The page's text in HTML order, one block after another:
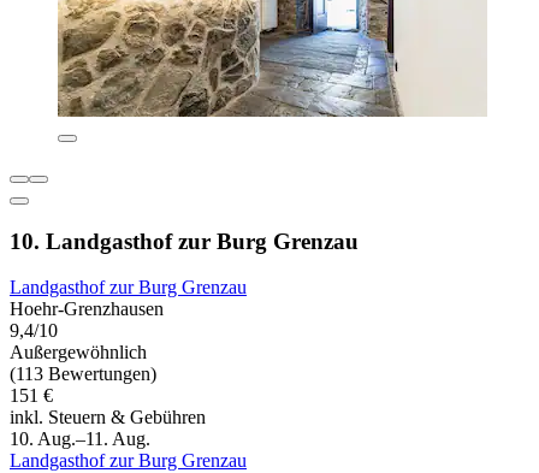
10. Landgasthof zur Burg Grenzau
Landgasthof zur Burg Grenzau
Hoehr-Grenzhausen
9,4/10
Außergewöhnlich
(113 Bewertungen)
151 €
inkl. Steuern & Gebühren
10. Aug.–11. Aug.
Landgasthof zur Burg Grenzau